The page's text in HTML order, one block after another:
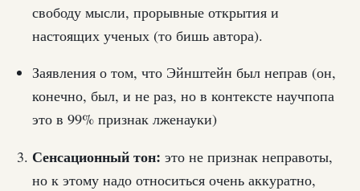
свободу мысли, прорывные открытия и
настоящих ученых (то бишь автора).
Заявления о том, что Эйнштейн был неправ (он,
конечно, был, и не раз, но в контексте научпопа
это в 99% признак лженауки)
Сенсационный тон: это не признак неправоты,
но к этому надо относиться очень аккуратно,